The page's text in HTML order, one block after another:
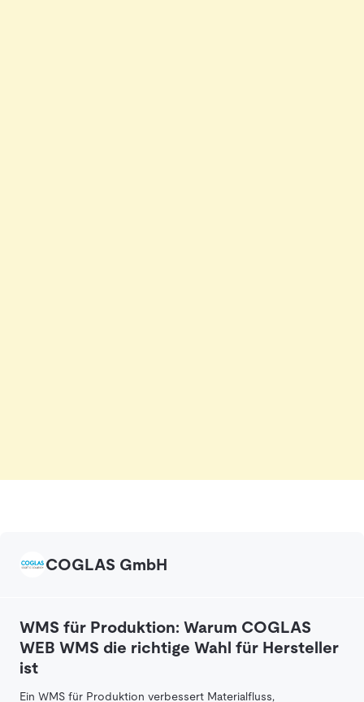
COGLAS GmbH
WMS für Produktion: Warum COGLAS
WEB WMS die richtige Wahl für Hersteller
ist
Ein WMS für Produktion verbessert Materialfluss,